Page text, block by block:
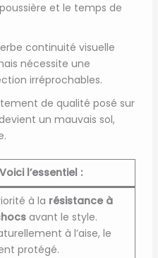
et le temps de
continuité visuelle
nécessite une
irréprochables.
de qualité posé sur
un mauvais sol,
l’essentiel :
à la résistance à
avant le style.
à l’aise, le
protégé.